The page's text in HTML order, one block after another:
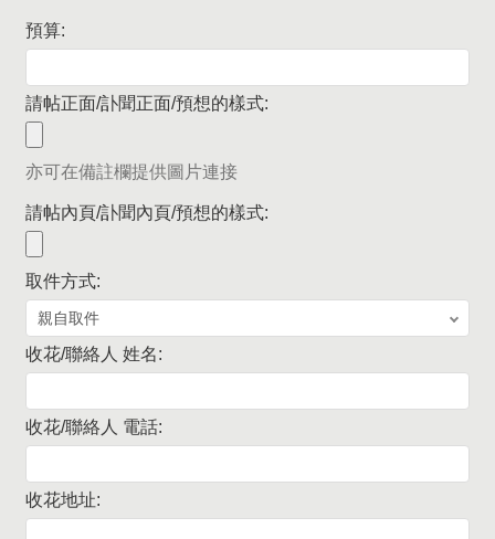
預算:
請帖正面/訃聞正面/預想的樣式:
亦可在備註欄提供圖片連接
請帖內頁/訃聞內頁/預想的樣式:
取件方式:
收花/聯絡人 姓名:
收花/聯絡人 電話:
收花地址: